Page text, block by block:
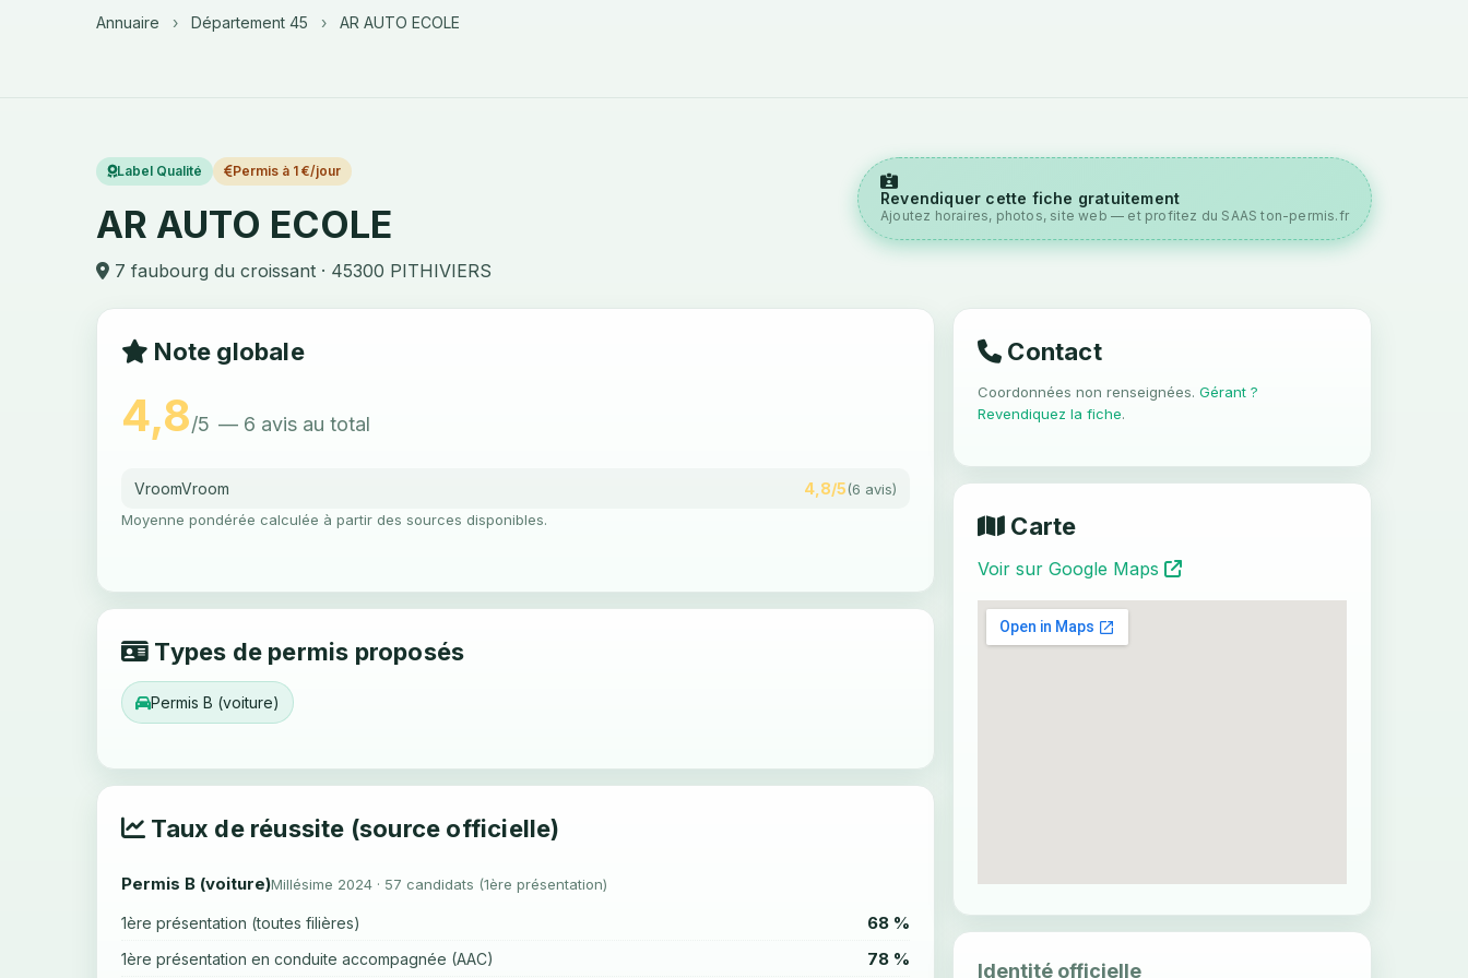
Annuaire › Département 45 › AR AUTO ECOLE
Label Qualité Permis à 1 €/jour
AR AUTO ECOLE
7 faubourg du croissant · 45300 PITHIVIERS
Revendiquer cette fiche gratuitement
Ajoutez horaires, photos, site web — et profitez du SAAS ton-permis.fr
Note globale
4,8/5 — 6 avis au total
VroomVroom 4,8/5(6 avis)
Moyenne pondérée calculée à partir des sources disponibles.
Types de permis proposés
Permis B (voiture)
Taux de réussite (source officielle)
Permis B (voiture)Millésime 2024 · 57 candidats (1ère présentation)
1ère présentation (toutes filières) 68 %
1ère présentation en conduite accompagnée (AAC) 78 %
Contact
Coordonnées non renseignées. Gérant ?
Revendiquez la fiche.
Carte
Voir sur Google Maps
Identité officielle